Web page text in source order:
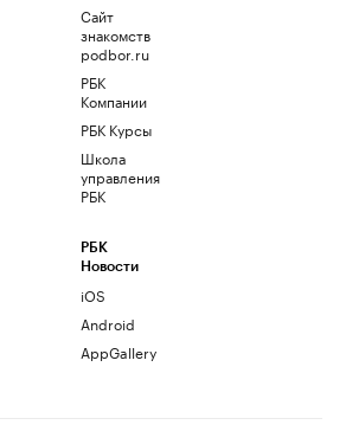
Сайт
знакомств
podbor.ru
РБК
Компании
РБК Курсы
Школа
управления
РБК
РБК
Новости
iOS
Android
AppGallery